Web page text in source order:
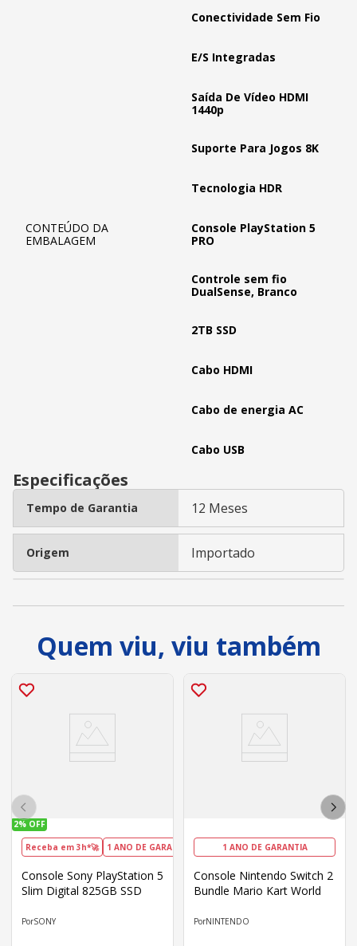
Conectividade Sem Fio
E/S Integradas
Saída De Vídeo HDMI
1440p
Suporte Para Jogos 8K
Tecnologia HDR
CONTEÚDO DA
EMBALAGEM
Console PlayStation 5
PRO
Controle sem fio
DualSense, Branco
2TB SSD
Cabo HDMI
Cabo de energia AC
Cabo USB
Especificações
Tempo de Garantia 12 Meses
Origem Importado
Quem viu, viu também
2% OFF
Receba em 3h*🚀 1 ANO DE GARANTIA DIA DOS PAIS
Console Sony PlayStation 5
Slim Digital 825GB SSD
SONY
1 ANO DE GARANTIA
Console Nintendo Switch 2
Bundle Mario Kart World
NINTENDO